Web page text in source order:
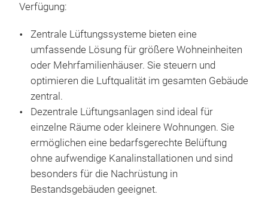
Verfügung:
Zentrale Lüftungssysteme bieten eine
umfassende Lösung für größere Wohneinheiten
oder Mehrfamilienhäuser. Sie steuern und
optimieren die Luftqualität im gesamten Gebäude
zentral.
Dezentrale Lüftungsanlagen sind ideal für
einzelne Räume oder kleinere Wohnungen. Sie
ermöglichen eine bedarfsgerechte Belüftung
ohne aufwendige Kanalinstallationen und sind
besonders für die Nachrüstung in
Bestandsgebäuden geeignet.